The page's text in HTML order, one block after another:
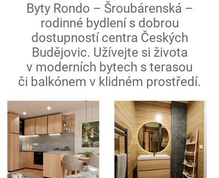
Byty Rondo – Šroubárenská –
rodinné bydlení s dobrou
dostupností centra Českých
Budějovic. Užívejte si života
v moderních bytech s terasou
či balkónem v klidném prostředí.